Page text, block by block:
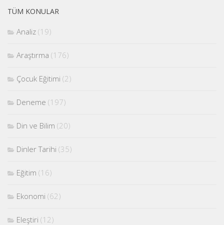
TÜM KONULAR
Analiz (19)
Araştırma (176)
Çocuk Eğitimi (2)
Deneme (197)
Din ve Bilim (20)
Dinler Tarihi (35)
Eğitim (16)
Ekonomi (62)
Eleştiri (12)